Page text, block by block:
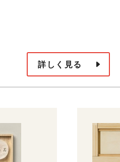
詳しく見る